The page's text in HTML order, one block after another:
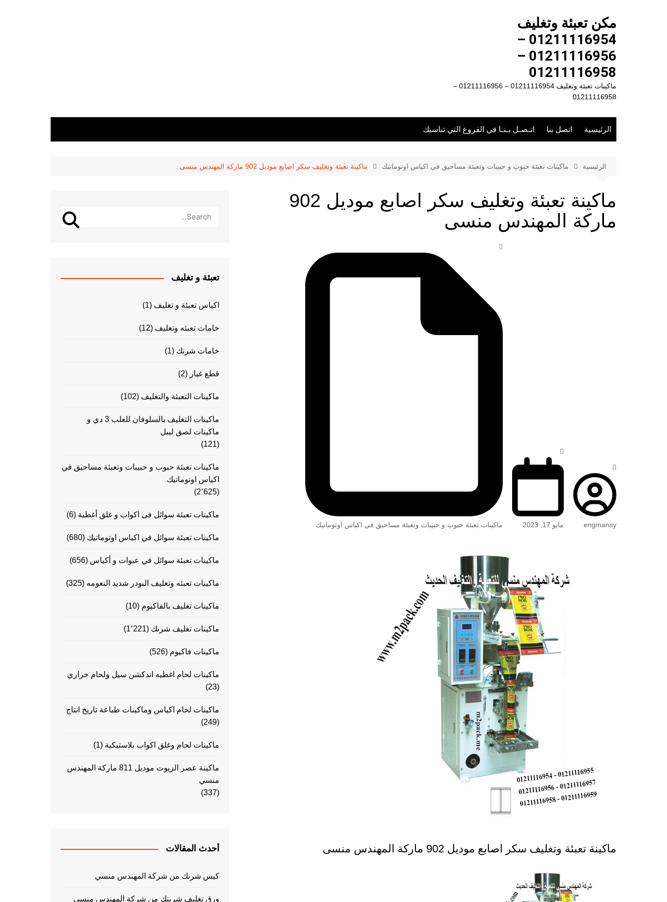
مكن تعبئة وتغليف
01211116954 –
01211116956 –
01211116958
ماكينات تعبئة وتغليف 01211116954 – 01211116956 –
01211116958
الرئيسية اتصل بنا اتـصـل بـنـا في الفروع التي تناسبك
الرئيسية ماكينات تعبئة حبوب و حبيبات وتعبئة مساحيق في اكياس اوتوماتيك ماكينة تعبئة وتغليف سكر اصابع موديل 902 ماركة المهندس منسى
ماكينة تعبئة وتغليف سكر اصابع موديل 902
ماركة المهندس منسى
engmansy مايو 17, 2023 ماكينات تعبئة حبوب و حبيبات وتعبئة مساحيق في اكياس اوتوماتيك
ماكينة تعبئة وتغليف سكر اصابع موديل 902 ماركة المهندس منسى
تعبئة و تغليف
اكياس تعبئة و تغليف (1)
خامات تعبئه وتغليف (12)
خامات شرنك (1)
قطع غيار (2)
ماكينات التعبئة والتغليف (102)
ماكينات التغليف بالسلوفان للعلب 3 دي و
ماكينات لصق ليبل
(121)
ماكينات تعبئة حبوب و حبيبات وتعبئة مساحيق في
اكياس اوتوماتيك
(2٬625)
ماكينات تعبئة سوائل فى اكواب و غلق أغطية (6)
ماكينات تعبئة سوائل في اكياس اوتوماتيك (680)
ماكينات تعبئة سوائل في عبوات و أكياس (656)
ماكينات تعبئه وتغليف البودر شديد النعومه (325)
ماكينات تغليف بالفاكيوم (10)
ماكينات تغليف شرنك (1٬221)
ماكينات فاكيوم (526)
ماكينات لحام اغطيه اندكشن سيل ولحام حراري
(23)
ماكينات لحام اكياس وماكينات طباعة تاريخ انتاج
(249)
ماكينات لحام وغلق اكواب بلاستيكية (1)
ماكينة عصر الزيوت موديل 811 ماركة المهندس
منسي
(337)
أحدث المقالات
كيس شرنك من شركة المهندس منسي
ورق تغليف شرينك من شركة المهندس منسي